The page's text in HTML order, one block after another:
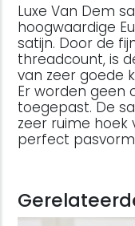
Luxe Van Dem
hoogwaardige
satijn. Door de
threadcount, is
van zeer goede
Er worden geen
toegepast. De
zeer ruime
perfect